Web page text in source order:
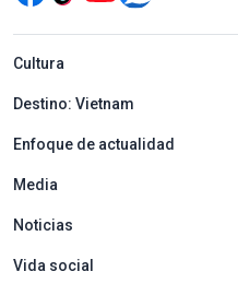
menu footer tiếng
Cultura
Destino: Vietnam
Enfoque de actualidad
Media
Noticias
Vida social